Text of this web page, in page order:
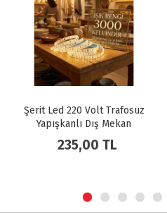
Şerit Led 220 Volt Trafosuz
Yapışkanlı Dış Mekan
Günışığı Işık Fiş + 3 Metre
CT-4476
235,00 TL